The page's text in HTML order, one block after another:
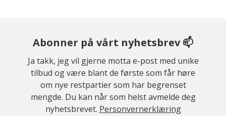
Abonner på vårt nyhetsbrev 📫
Ja takk, jeg vil gjerne motta e-post med unike
tilbud og være blant de første som får høre
om nye restpartier som har begrenset
mengde. Du kan når som helst avmelde deg
nyhetsbrevet. Personvernerklæring